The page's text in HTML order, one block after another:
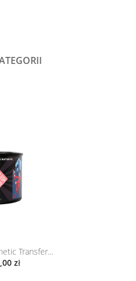
Transfer...
zł